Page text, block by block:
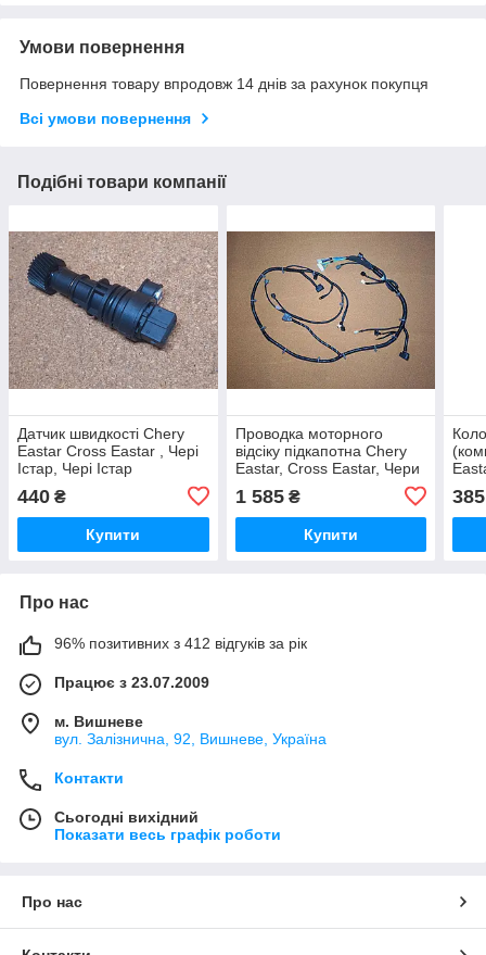
Умови повернення
Повернення товару впродовж 14 днів за рахунок покупця
Всі умови повернення
Подібні товари компанії
Датчик швидкості Chery
Eastar Cross Eastar , Чері
Істар, Чері Істар
440 ₴
Купити
Проводка моторного
відсіку підкапотна Chery
Eastar, Cross Eastar, Чери
Истар, Кросс Истар, Чері
Істар
1 585₴
Купити
385
Про нас
96% позитивних з 412 відгуків за рік
Працює з 23.07.2009
м. Вишневе
вул. Залізнична, 92, Вишневе, Україна
Контакти
Сьогодні вихідний
Показати весь графік роботи
Про нас